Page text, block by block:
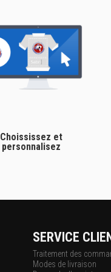
Choississez et
personnalisez
SERVICE
Traitement des
Modes de livraison